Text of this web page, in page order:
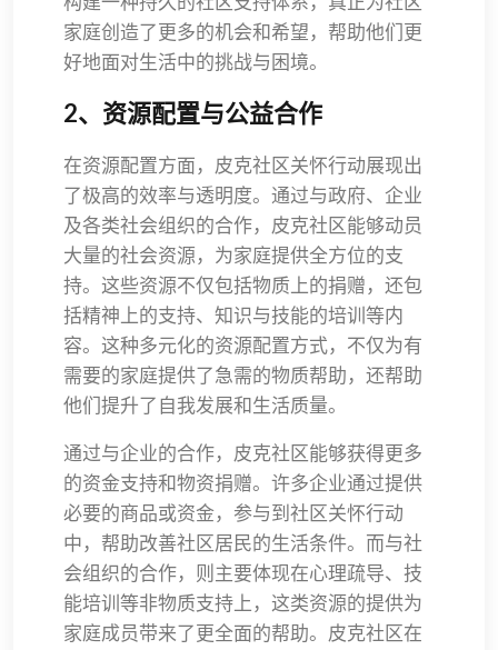
家庭创造了更多的机会和希望，帮助他们更
好地面对生活中的挑战与困境。
2、资源配置与公益合作
在资源配置方面，皮克社区关怀行动展现出
了极高的效率与透明度。通过与政府、企业
及各类社会组织的合作，皮克社区能够动员
大量的社会资源，为家庭提供全方位的支
持。这些资源不仅包括物质上的捐赠，还包
括精神上的支持、知识与技能的培训等内
容。这种多元化的资源配置方式，不仅为有
需要的家庭提供了急需的物质帮助，还帮助
他们提升了自我发展和生活质量。
通过与企业的合作，皮克社区能够获得更多
的资金支持和物资捐赠。许多企业通过提供
必要的商品或资金，参与到社区关怀行动
中，帮助改善社区居民的生活条件。而与社
会组织的合作，则主要体现在心理疏导、技
能培训等非物质支持上，这类资源的提供为
家庭成员带来了更全面的帮助。皮克社区在